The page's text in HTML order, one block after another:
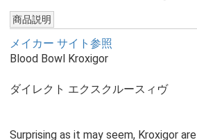
商品説明
メイカー サイト参照
Blood Bowl Kroxigor
ダイレクト エクスクルースィヴ
Surprising as it may seem, Kroxigor